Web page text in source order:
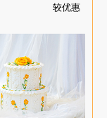
较优惠